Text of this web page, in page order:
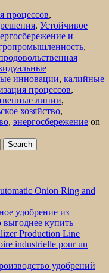
процессов,
, Устойчивое
и
,
инновации, калийные
процессов,
линии,
хозяйство,
, энергосбережение on
Onion Ring and
удобрение из
купить
Production Line
industrielle pour un
удобрений